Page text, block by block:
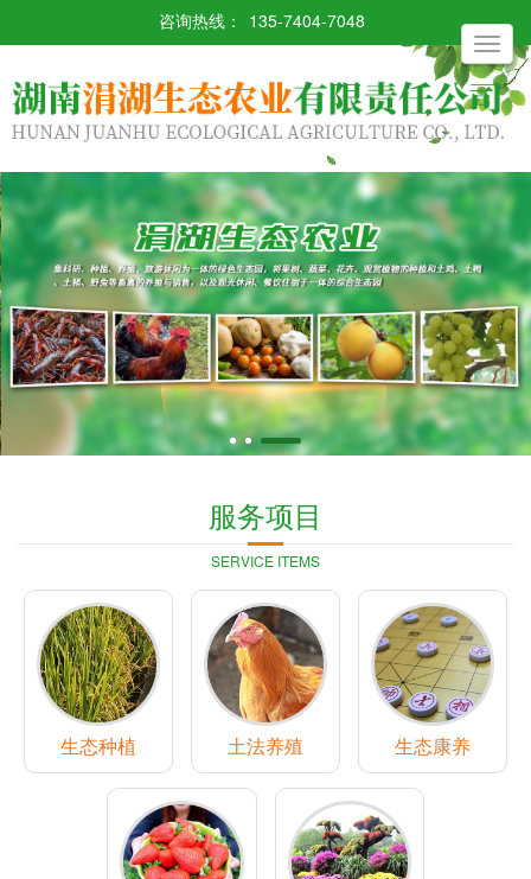
咨询热线： 135-7404-7048
服务项目
SERVICE ITEMS
生态种植 土法养殖 生态康养
Toggle